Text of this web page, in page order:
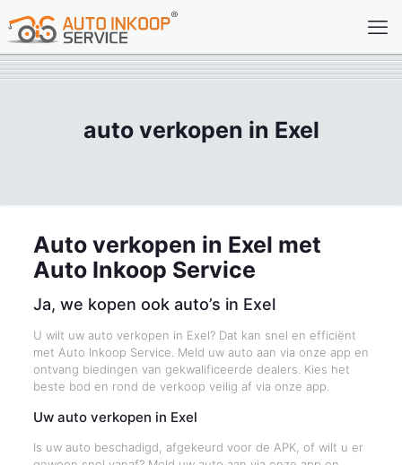
auto verkopen in Exel
Auto verkopen in Exel met
Auto Inkoop Service
Ja, we kopen ook auto’s in Exel
U wilt uw auto verkopen in Exel? Dat kan snel en efficiënt
met Auto Inkoop Service. Meld uw auto aan via onze app en
ontvang biedingen van gekwalificeerde dealers. Kies het
beste bod en rond de verkoop veilig af via onze app.
Uw auto verkopen in Exel
Is uw auto beschadigd, afgekeurd voor de APK, of wilt u er